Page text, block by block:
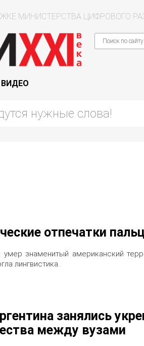
МИНИСТЕРСТВА ЦИФРОВОГО
ВИДЕО
отпечатки
знаменитый американский
лингвистика.
занялись
между вузами